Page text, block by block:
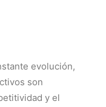
evolución,
son
y el